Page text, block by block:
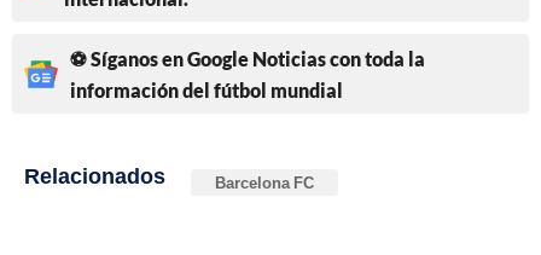
⚽ Síganos en Google Noticias con toda la
información del fútbol mundial
Relacionados Barcelona FC